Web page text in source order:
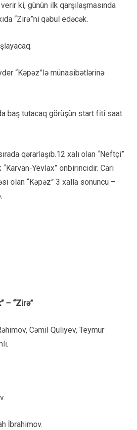
ki, günün ilk qarşılaşmasında
“Zirə”ni qəbul edəcək.
“Kəpəz”lə münasibətlərinə
baş tutacaq görüşün start fiti saat
qərarlaşıb.12 xalı olan “Neftçi”
Yevlax” onbirincidir. Cari
olan “Kəpəz” 3 xalla sonuncu –
– “Zirə”
Cəmil Quliyev, Teymur
İbrahimov.